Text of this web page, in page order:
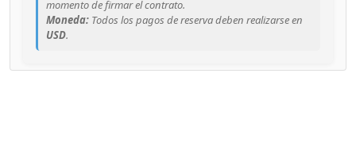
momento de firmar el contrato.
Moneda: Todos los pagos de reserva deben realizarse en
USD.